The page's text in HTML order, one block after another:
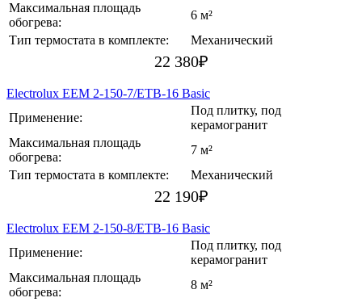
Максимальная площадь
обогрева:
6 м²
Тип термостата в комплекте:
Механический
22 380₽
Electrolux EEM 2-150-7/ETB-16 Basic
Применение:
Под плитку, под
керамогранит
Максимальная площадь
обогрева:
7 м²
Тип термостата в комплекте:
Механический
22 190₽
Electrolux EEM 2-150-8/ETB-16 Basic
Применение:
Под плитку, под
керамогранит
Максимальная площадь
обогрева:
8 м²